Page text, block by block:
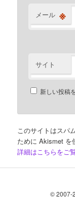
メール ※
サイト
新しい投稿
このサイトはスパ
ために Akismet を
詳細はこちらをご
© 2007-